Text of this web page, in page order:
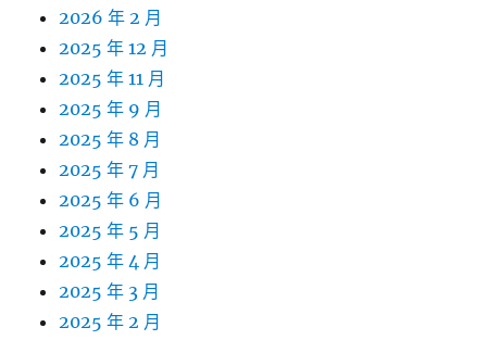
2026 年 2 月
2025 年 12 月
2025 年 11 月
2025 年 9 月
2025 年 8 月
2025 年 7 月
2025 年 6 月
2025 年 5 月
2025 年 4 月
2025 年 3 月
2025 年 2 月